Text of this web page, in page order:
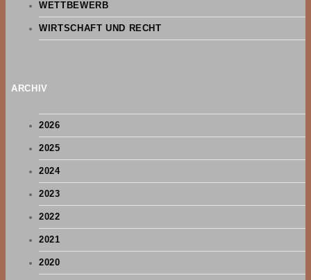
WETTBEWERB
WIRTSCHAFT UND RECHT
ARCHIV
2026
2025
2024
2023
2022
2021
2020